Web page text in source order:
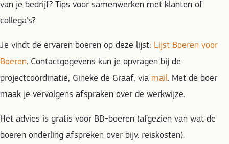
van je bedrijf? Tips voor samenwerken met klanten of
collega’s?
Je vindt de ervaren boeren op deze lijst: Lijst Boeren voor
Boeren. Contactgegevens kun je opvragen bij de
projectcoördinatie, Gineke de Graaf, via mail. Met de boer
maak je vervolgens afspraken over de werkwijze.
Het advies is gratis voor BD-boeren (afgezien van wat de
boeren onderling afspreken over bijv. reiskosten).